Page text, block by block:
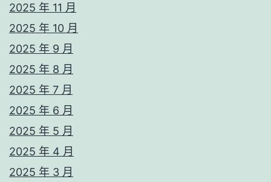
2025 年 11 月
2025 年 10 月
2025 年 9 月
2025 年 8 月
2025 年 7 月
2025 年 6 月
2025 年 5 月
2025 年 4 月
2025 年 3 月